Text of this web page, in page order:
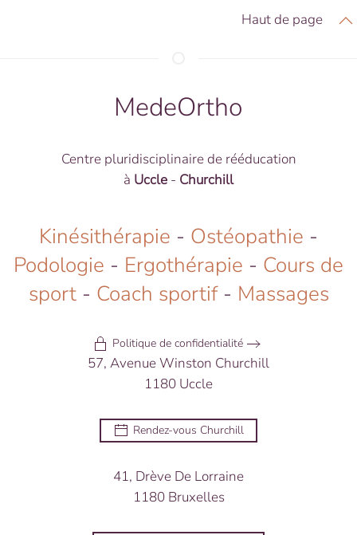
Haut de page
MedeOrtho
Centre pluridisciplinaire de rééducation
à Uccle - Churchill
Kinésithérapie - Ostéopathie -
Podologie - Ergothérapie - Cours de
sport- Coach sportif- Massages
Politique de confidentialité
57, Avenue Winston Churchill
1180 Uccle
Rendez-vous Churchill
41, Drève De Lorraine
1180 Bruxelles